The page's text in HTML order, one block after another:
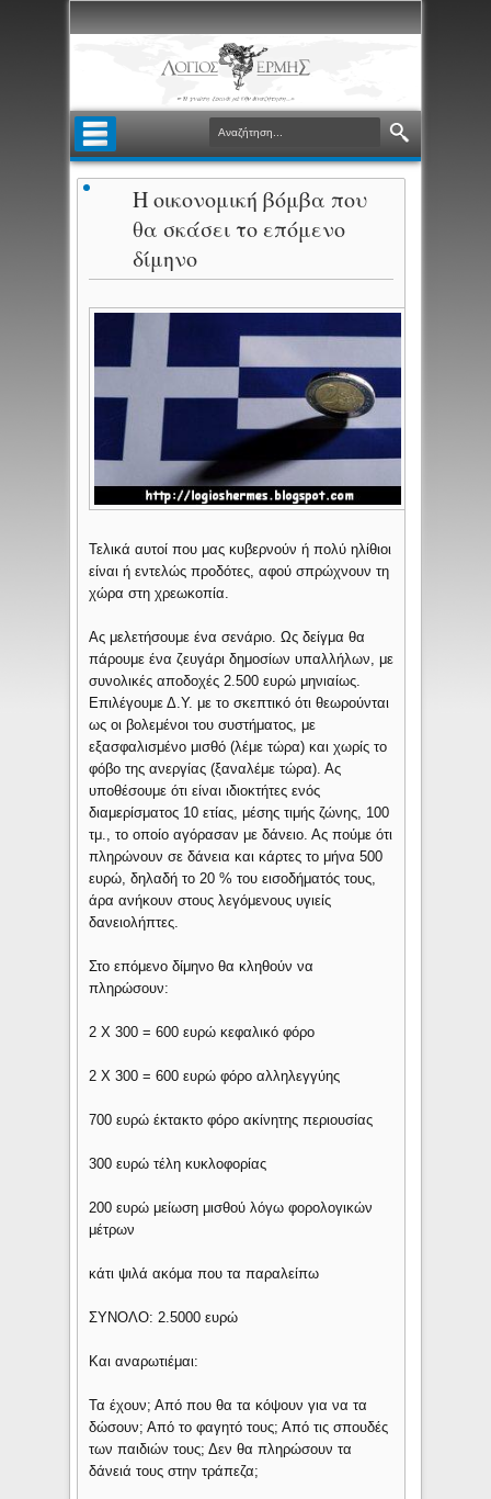
Η οικονομική βόμβα που
θα σκάσει το επόμενο
δίμηνο
Τελικά αυτοί που μας κυβερνούν ή πολύ ηλίθιοι
είναι ή εντελώς προδότες, αφού σπρώχνουν τη
χώρα στη χρεωκοπία.
Ας μελετήσουμε ένα σενάριο. Ως δείγμα θα
πάρουμε ένα ζευγάρι δημοσίων υπαλλήλων, με
συνολικές αποδοχές 2.500 ευρώ μηνιαίως.
Επιλέγουμε Δ.Υ. με το σκεπτικό ότι θεωρούνται
ως οι βολεμένοι του συστήματος, με
εξασφαλισμένο μισθό (λέμε τώρα) και χωρίς το
φόβο της ανεργίας (ξαναλέμε τώρα). Ας
υποθέσουμε ότι είναι ιδιοκτήτες ενός
διαμερίσματος 10 ετίας, μέσης τιμής ζώνης, 100
τμ., το οποίο αγόρασαν με δάνειο. Ας πούμε ότι
πληρώνουν σε δάνεια και κάρτες το μήνα 500
ευρώ, δηλαδή το 20 % του εισοδήματός τους,
άρα ανήκουν στους λεγόμενους υγιείς
δανειολήπτες.
Στο επόμενο δίμηνο θα κληθούν να
πληρώσουν:
2 Χ 300 = 600 ευρώ κεφαλικό φόρο
2 Χ 300 = 600 ευρώ φόρο αλληλεγγύης
700 ευρώ έκτακτο φόρο ακίνητης περιουσίας
300 ευρώ τέλη κυκλοφορίας
200 ευρώ μείωση μισθού λόγω φορολογικών
μέτρων
κάτι ψιλά ακόμα που τα παραλείπω
ΣΥΝΟΛΟ: 2.5000 ευρώ
Και αναρωτιέμαι:
Τα έχουν; Από που θα τα κόψουν για να τα
δώσουν; Από το φαγητό τους; Από τις σπουδές
των παιδιών τους; Δεν θα πληρώσουν τα
δάνειά τους στην τράπεζα;